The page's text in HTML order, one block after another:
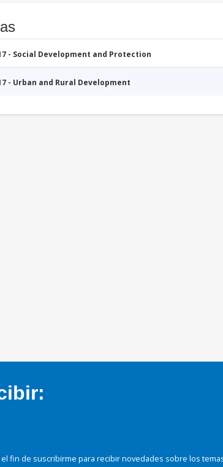
- Social Development and Protection
- Urban and Rural Development
fin de suscribirme para recibir novedades sobre los